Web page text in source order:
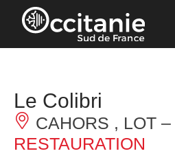
Panneau de gestion des cookies
Le Colibri
CAHORS , LOT –
RESTAURATION